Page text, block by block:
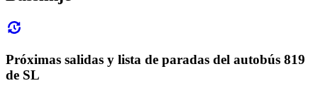
Próximas salidas y lista de paradas del autobús 819
de SL